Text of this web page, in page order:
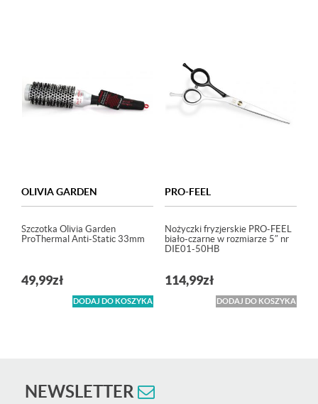
OLIVIA GARDEN
Szczotka Olivia Garden
ProThermal Anti-Static 33mm
49,99zł
DODAJ DO KOSZYKA
PRO-FEEL
Nożyczki fryzjerskie PRO-FEEL
biało-czarne w rozmiarze 5″ nr
DIE01-50HB
114,99zł
DODAJ DO KOSZYKA
NEWSLETTER